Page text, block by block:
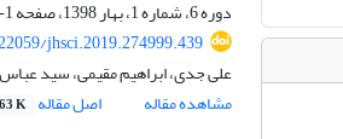
دوره 6، شماره 1، بهار 1398، صفحه
1-16
jhsci.2019.274999.439
علی جدی، ابراهیم مقیمی، سید
مشاهده مقاله
اصل مقاله K